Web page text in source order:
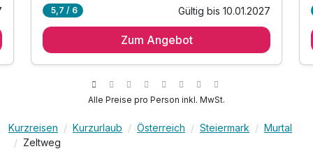
1 x reichhaltiges Frühstück
inkl. Murau Murtal Gästecard*
inkl. E-Ladestation
inkl. W-LAN Nutzung
5,7 / 6 Gültig bis 10.01.2027
Zum Angebot
Alle Preise pro Person inkl. MwSt.
Kurzreisen Kurzurlaub Österreich Steiermark
Murtal
Zeltweg